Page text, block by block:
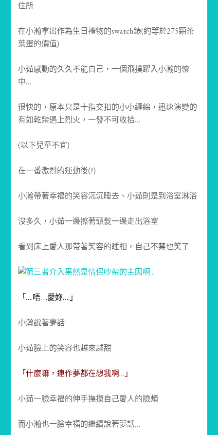
住所
在小瀚拿出作為生日禮物的swatch錶(約等於275顆茶
葉蛋的價值)
小茹感動的久久不能自己，一個飛撲躍入小瀚的懷
中…
很快的，原本只是十指交扣的小小纏綿，迅速演變的
有如乾柴遇上烈火，一發不可收拾…
(以下兒童不宜)
在一番激烈的運動後(?)
小瀚帶著幸福的笑容沉沉睡去、小茹則是到浴室淋浴
沒多久，小茹一邊擦著頭髮一邊走出浴室
看到床上愛人那帶著笑容的睡相，自己不禁也笑了
「….唔….愛妳….」
小瀚說著夢話
小茹臉上的笑容也越來越甜
「什麼嘛，連作夢都在想我啊…」
小茹一臉幸福的伸手撫摸自己愛人的臉頰
而小瀚也一臉幸福的繼續說著夢話…